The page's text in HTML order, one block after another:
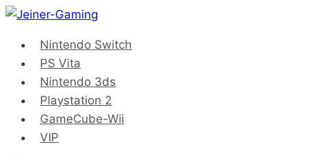
Saltar
contenidoNintendo Switch
PS Vita
Nintendo 3ds
Playstation 2
GameCube-Wii
VIP